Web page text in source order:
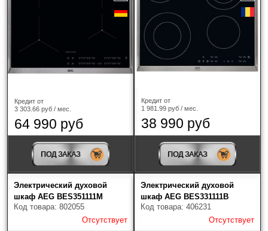
Кредит от
3 303.66 руб / мес.
64 990 руб
ПОД ЗАКАЗ
Кредит от
1 981.99 руб / мес.
38 990 руб
ПОД ЗАКАЗ
Электрический духовой
шкаф AEG BES351111M
Код товара: 802055
Отсутствует
Электрический духовой
шкаф AEG BES331111B
Код товара: 406231
Отсутствует